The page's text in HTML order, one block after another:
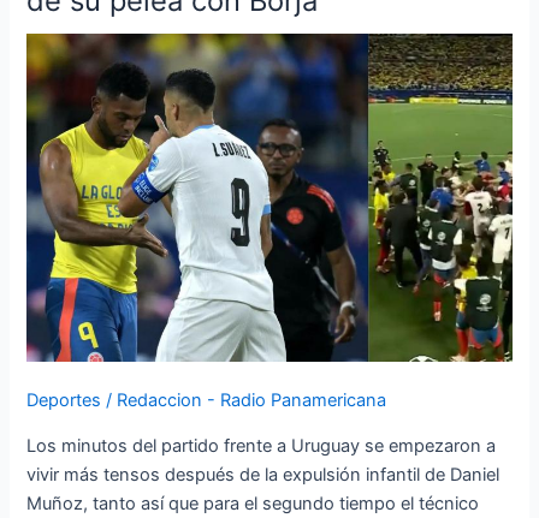
Deportes / Redaccion - Radio Panamericana
Los minutos del partido frente a Uruguay se empezaron a
vivir más tensos después de la expulsión infantil de Daniel
Muñoz, tanto así que para el segundo tiempo el técnico
explica
qué
paso
luego
su
pelea
con
Borja